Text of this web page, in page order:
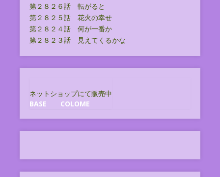
第２８２６話 転がると
第２８２５話 花火の幸せ
第２８２４話 何が一番か
第２８２３話 見えてくるかな
ネットショップにて販売中
BASE
COLOME